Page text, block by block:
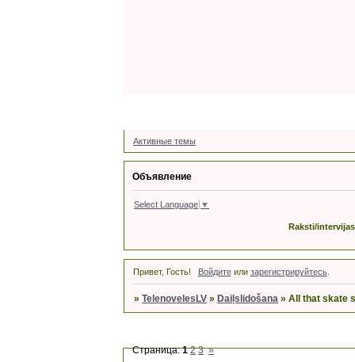
Активные темы
Объявление
Select Language ▼
Raksti/
Привет, Гость! Войдитеили зарегистрируйтесь.
»TelenovelesLV » Daiļslidošana »All that skate
Страница:1 2 3 »